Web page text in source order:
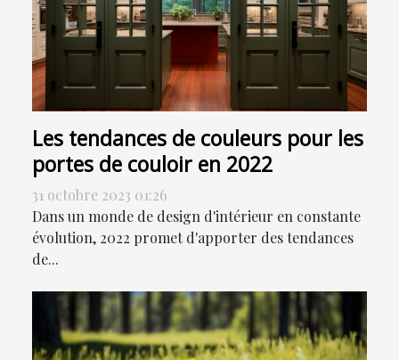
Les tendances de couleurs pour les
portes de couloir en 2022
31 octobre 2023 01:26
Dans un monde de design d'intérieur en constante
évolution, 2022 promet d'apporter des tendances
de...